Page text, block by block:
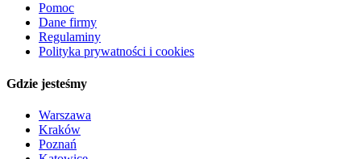
Pomoc
Dane firmy
Regulaminy
Polityka prywatności i cookies
Gdzie jesteśmy
Warszawa
Kraków
Poznań